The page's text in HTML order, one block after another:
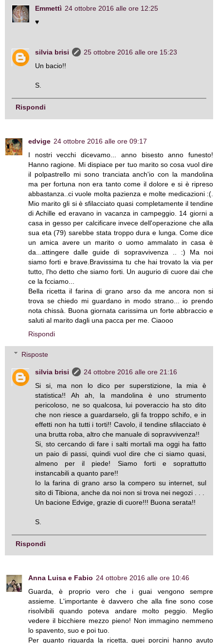
Emmettì 24 ottobre 2016 alle ore 12:25
♥
silvia brisi
25 ottobre 2016 alle ore 15:23
Un bacio!!
S.
Rispondi
edvige 24 ottobre 2016 alle ore 09:17
I nostri vecchi dicevamo... anno bisesto anno funesto!
Hanno ragione. Mi dispiace per tuo marito so cosa vuol dire
il polpastrello mi sono tranciata anch'io con la mandolina
ma per fortuna non era tanto come il dolore e si è ripreso
abbastanza..ci vuole molta pazienza e molte medicazioni :(.
Mio marito gli si è sfilacciato quasi completamente il tendine
di Achille ed eravano in vacanza in campeggio. 14 giorni a
casa in gesso per calcificare invece dell'operazione che alla
sua eta (79) sarebbe stata troppo dura e lunga. Come dice
un amica avere un marito o uomo ammalato in casa è
da...attingere dalle guide di sopravvivenza .. :) Ma noi
siamo forti e brave.Bravissima tu che hai trovato la via per
tutto, l'ho detto che siamo forti. Un augurio di cuore dai che
ce la fcciamo...
Bella ricetta il farina di grano arso da me ancora non si
trova se chiedo mi guardano in modo strano... io prendo
nota chissà. Buona giornata carissima un forte abbraccio e
saluti al marito dagli una pacca per me. Ciaooo
Rispondi
Risposte
silvia brisi
24 ottobre 2016 alle ore 21:16
Si si, ma non lo dico per superstizione, la mia è
statistica!! Ah ah, la mandolina è uno strumento
pericoloso, ne so qualcosa, lui poveraccio ha sto dito
che non riesce a guardarselo, gli fa troppo schifo, e in
effetti non ha tutti i torti!! Cavolo, il tendine sfilacciato è
una brutta roba, altro che manuale di sopravvivenza!!
Si, sto cercando di fare i salti mortali ma oggi ha fatto
un paio di passi, quindi vuol dire che ci siamo quasi,
almeno per il piede! Siamo forti e soprattutto
instancabili a quanto pare!!
Io la farina di grano arso la compero su internet, sul
sito di Tibiona, anche da noi non si trova nei negozi . . .
Un bacione Edvige, grazie di cuore!!! Buona serata!!
S.
Rispondi
Anna Luisa e Fabio 24 ottobre 2016 alle ore 10:46
Guarda, è proprio vero che i guai vengono sempre
assieme. L'importante è davvero che alla fine sono cose
risolvibili quando poteva andare molto peggio. Meglio
vedere il bicchiere mezzo pieno! Non immagino nemmeno
lo spavento, suo e poi tuo.
Per quanto riguarda la ricetta, quei porcini hanno avuto